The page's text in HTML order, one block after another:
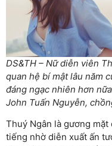
DS&TH – Nữ diễn viên
quan hệ bí mật lâu năm
đáng ngạc nhiên hơn
John Tuấn Nguyễn,
Thuý Ngân là gương
tiếng nhờ diễn xuất ấn